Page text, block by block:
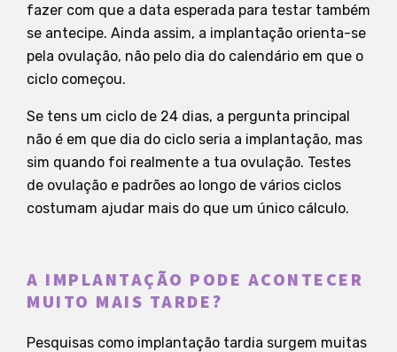
fazer com que a data esperada para testar também
se antecipe. Ainda assim, a implantação orienta-se
pela ovulação, não pelo dia do calendário em que o
ciclo começou.
Se tens um ciclo de 24 dias, a pergunta principal
não é em que dia do ciclo seria a implantação, mas
sim quando foi realmente a tua ovulação. Testes
de ovulação e padrões ao longo de vários ciclos
costumam ajudar mais do que um único cálculo.
A IMPLANTAÇÃO PODE ACONTECER
MUITO MAIS TARDE?
Pesquisas como implantação tardia surgem muitas